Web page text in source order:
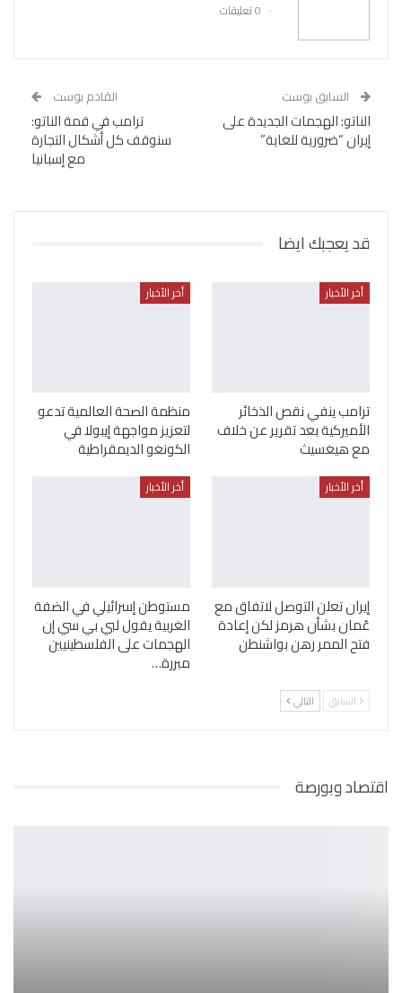
0 تعليقات
السابق بوست
الناتو: الهجمات الجديدة على
إيران “ضرورية للغاية”
القادم بوست
ترامب في قمة الناتو:
سنوقف كل أشكال التجارة
مع إسبانيا
قد يعجبك ايضا
أخر الأخبار
ترامب ينفي نقص الذخائر
الأميركية بعد تقرير عن خلاف
مع هيغسيث
أخر الأخبار
منظمة الصحة العالمية تدعو
لتعزيز مواجهة إيبولا في
الكونغو الديمقراطية
أخر الأخبار
إيران تعلن التوصل لاتفاق مع
عُمان بشأن هرمز لكن إعادة
فتح الممر رهن بواشنطن
أخر الأخبار
مستوطن إسرائيلي في الضفة
الغربية يقول لبي بي سي إن
الهجمات على الفلسطينيين
مبررة…
السابق التالي
اقتصاد وبورصة